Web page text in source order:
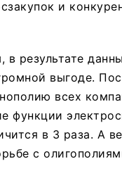
и
в результате
выгоде.
всех
функции
в 3 раза. А
с